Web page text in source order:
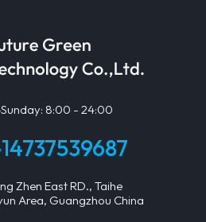
8:00 - 24:00
Zhen East RD., Taihe
Area, Guangzhou China